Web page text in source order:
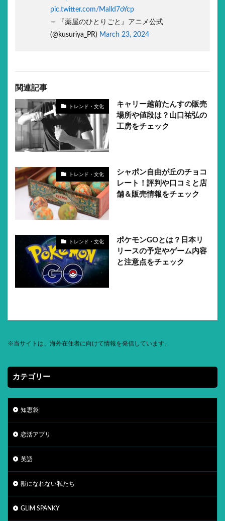
pic.twitter.com/Malld7oYcp
— 『薬屋のひとりごと』アニメ公式
(@kusuriya_PR) March 23, 2024
関連記事
トレンド・文化
キャリー越前たんすの販売
場所や値段は？山口祐弘の
工房をチェック
トレンド・文化
シャポン自由が丘のチョコ
レート！評判や口コミと店
舗＆販売情報をチェック
トレンド・文化
ポケモンGOとは？日本リ
リースの予定やゲーム内容
と注意点をチェック
※当サイトは、海外在住者に向けて情報を発信しています。
カテゴリー
知恵袋
恋活アプリ
英語
獣になれない私たち
GLIM SPANKY